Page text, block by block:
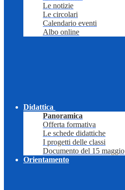
Le notizie
Le circolari
Calendario eventi
Albo online
Didattica
Panoramica
Offerta formativa
Le schede didattiche
I progetti delle classi
Documento del 15 maggio
Orientamento